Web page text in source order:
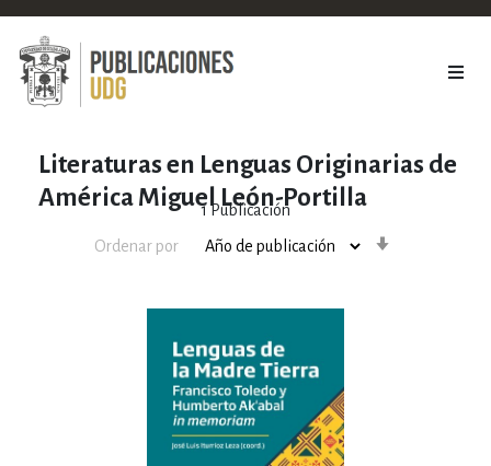
Literaturas en Lenguas Originarias de
América Miguel León-Portilla
1Publicación
Ordenar por